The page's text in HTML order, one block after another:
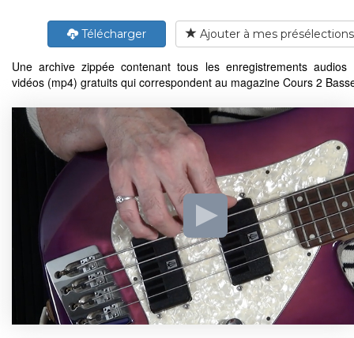
Télécharger Ajouter à mes présélections
Une archive zippée contenant tous les enregistrements audios
vidéos (mp4) gratuits qui correspondent au magazine Cours 2